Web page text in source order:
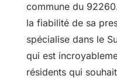
commune du
la fiabilité de sa
spécialise dans le
qui est
résidents qui